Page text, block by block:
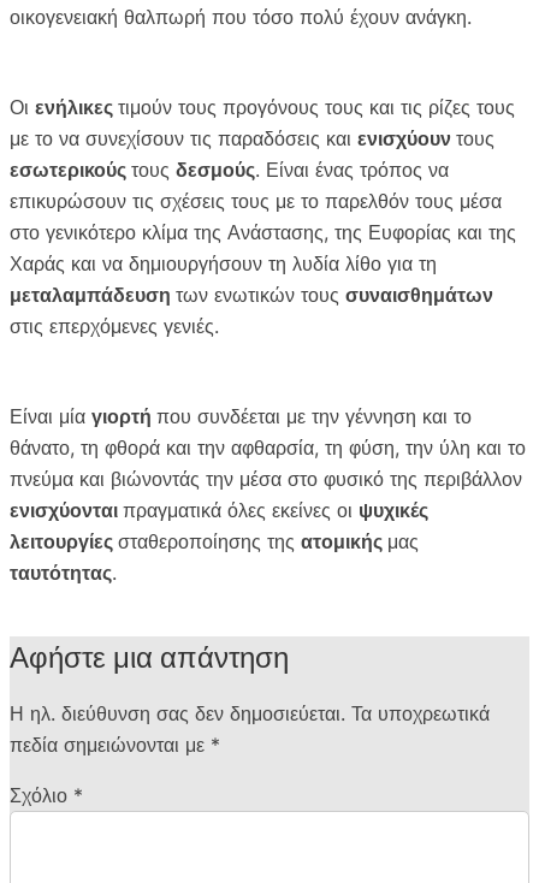
οικογενειακή θαλπωρή που τόσο πολύ έχουν ανάγκη.
Οι ενήλικες τιμούν τους προγόνους τους και τις ρίζες τους
με το να συνεχίσουν τις παραδόσεις και ενισχύουν τους
εσωτερικούς τους δεσμούς. Είναι ένας τρόπος να
επικυρώσουν τις σχέσεις τους με το παρελθόν τους μέσα
στο γενικότερο κλίμα της Ανάστασης, της Ευφορίας και της
Χαράς και να δημιουργήσουν τη λυδία λίθο για τη
μεταλαμπάδευση των ενωτικών τους συναισθημάτων
στις επερχόμενες γενιές.
Είναι μία γιορτή που συνδέεται με την γέννηση και το
θάνατο, τη φθορά και την αφθαρσία, τη φύση, την ύλη και το
πνεύμα και βιώνοντάς την μέσα στο φυσικό της περιβάλλον
ενισχύονται πραγματικά όλες εκείνες οι ψυχικές
λειτουργίες σταθεροποίησης της ατομικής μας
ταυτότητας.
Αφήστε μια απάντηση
Η ηλ. διεύθυνση σας δεν δημοσιεύεται. Τα υποχρεωτικά
πεδία σημειώνονται με *
Σχόλιο *